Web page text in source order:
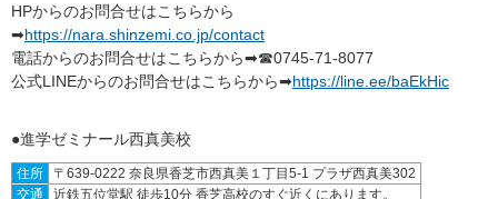
HPからのお問合せはこちらから
➡https://nara.shinzemi.co.jp/contact
電話からのお問合せはこちらから➡☎0745-71-8077
公式LINEからのお問合せはこちらから➡https://line.ee/baEkHic
●進学ゼミナール西真美校
住所
〒639-0222 奈良県香芝市西真美１丁目5-1 プラザ西真美302
交通
近鉄五位堂駅 徒歩10分 香芝高校のすぐ近くにあります。